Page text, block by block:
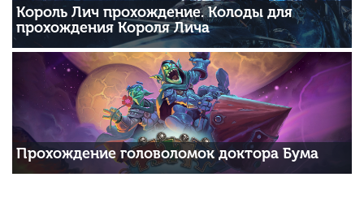
Король Лич прохождение. Колоды для
прохождения Короля Лича
Прохождение головоломок доктора Бума